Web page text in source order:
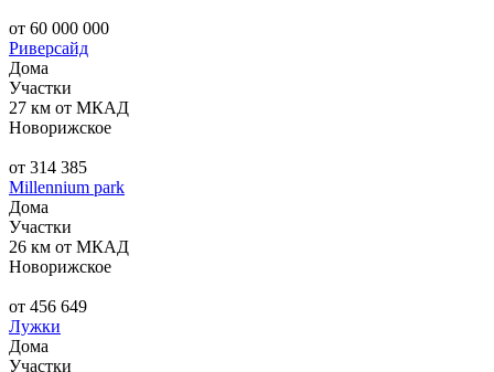
от 60 000 000
Риверсайд
Дома
Участки
27 км от МКАД
Новорижское
от 314 385
Millennium park
Дома
Участки
26 км от МКАД
Новорижское
от 456 649
Лужки
Дома
Участки